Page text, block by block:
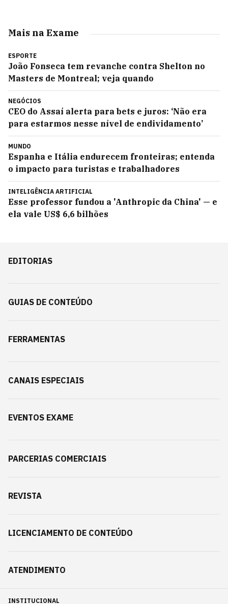
Mais na Exame
ESPORTE
João Fonseca tem revanche contra Shelton no
Masters de Montreal; veja quando
NEGÓCIOS
CEO do Assaí alerta para bets e juros: ‘Não era
para estarmos nesse nível de endividamento’
MUNDO
Espanha e Itália endurecem fronteiras; entenda
o impacto para turistas e trabalhadores
INTELIGÊNCIA ARTIFICIAL
Esse professor fundou a 'Anthropic da China' — e
ela vale US$ 6,6 bilhões
EDITORIAS
GUIAS DE CONTEÚDO
FERRAMENTAS
CANAIS ESPECIAIS
EVENTOS EXAME
PARCERIAS COMERCIAIS
REVISTA
LICENCIAMENTO DE CONTEÚDO
ATENDIMENTO
INSTITUCIONAL